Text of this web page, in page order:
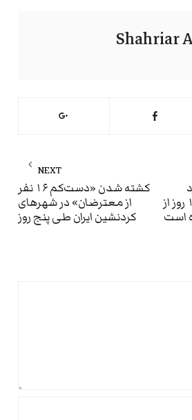
Shahriar
تومان» سرمایه طی ۱۰ روز از
است
NEXT
کشته شدن «دست‌کم ۱۶ نفر
از معترضان» در شهرهای
کردنشین ایران طی پنج روز